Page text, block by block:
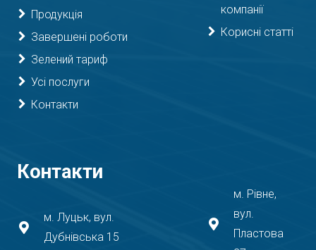
Продукція
Завершені роботи
Зелений тариф
Усі послуги
Контакти
компанії
Корисні статті
Контакти
м. Луцьк, вул.
Дубнівська 15
м. Рівне,
вул.
Пластова